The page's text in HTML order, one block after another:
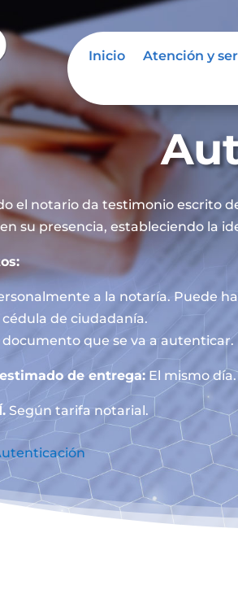
Inicio Atención y
el notario da testimonio escrito
su presencia, estableciendo la
a la notaría. Puede
cédula de ciudadanía.
documento que se va a autenticar.
de entrega:El mismo
Según tarifa notarial.